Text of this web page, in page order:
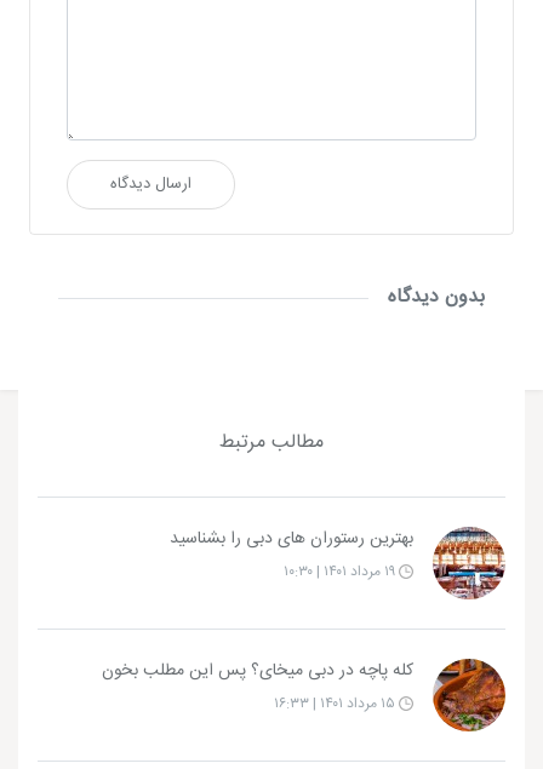
ارسال دیدگاه
بدون دیدگاه
مطالب مرتبط
بهترین رستوران های دبی را بشناسید
کله پاچه در دبی میخای؟ پس این مطلب بخون